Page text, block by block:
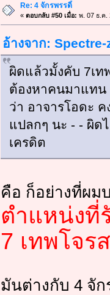
Re: 4 จักรพรรดิ์
« ตอบกลับ #50 เมื่อ: พ. 07 ธ.ค.
อ้างจาก:
ผิดแล้วมั้งคับ 7เท
ต้องหาคนมาแทน
ว่า อาจารโอดะ
แปลกๆ นะ - - ผิด
เครดิต
คือ ก็อย่างที่ผม
ตำแหน่งที่
7 เทพโจร
มันต่างกับ 4 จั